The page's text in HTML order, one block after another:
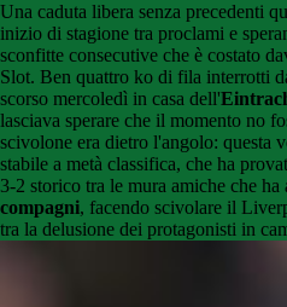
Una caduta libera senza precedenti
inizio di stagione tra proclami e
sconfitte consecutive che è costato
Slot. Ben quattro ko di fila interrotti
scorso mercoledì in casa dell'
lasciava sperare che il momento no
scivolone era dietro l'angolo: questa
stabile a metà classifica, che ha
3-2 storico tra le mura amiche che
compagni, facendo scivolare il
tra la delusione dei protagonisti in